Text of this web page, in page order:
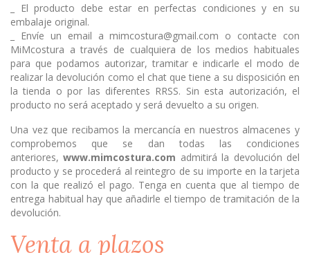
_ El producto debe estar en perfectas condiciones y en su
embalaje original.
_ Envíe un email a mimcostura@gmail.com o contacte con
MiMcostura a través de cualquiera de los medios habituales
para que podamos autorizar, tramitar e indicarle el modo de
realizar la devolución como el chat que tiene a su disposición en
la tienda o por las diferentes RRSS. Sin esta autorización, el
producto no será aceptado y será devuelto a su origen.
Una vez que recibamos la mercancía en nuestros almacenes y
comprobemos que se dan todas las condiciones
anteriores,www.mimcostura.com admitirá la devolución del
producto y se procederá al reintegro de su importe en la tarjeta
con la que realizó el pago. Tenga en cuenta que al tiempo de
entrega habitual hay que añadirle el tiempo de tramitación de la
devolución.
Venta a plazos